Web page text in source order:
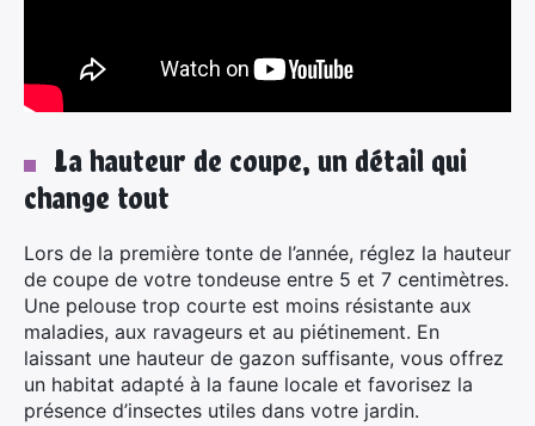
La hauteur de coupe, un détail qui
change tout
Lors de la première tonte de l’année, réglez la hauteur
de coupe de votre tondeuse entre 5 et 7 centimètres.
Une pelouse trop courte est moins résistante aux
maladies, aux ravageurs et au piétinement. En
laissant une hauteur de gazon suffisante, vous offrez
un habitat adapté à la faune locale et favorisez la
présence d’insectes utiles dans votre jardin.
Rechercher
: